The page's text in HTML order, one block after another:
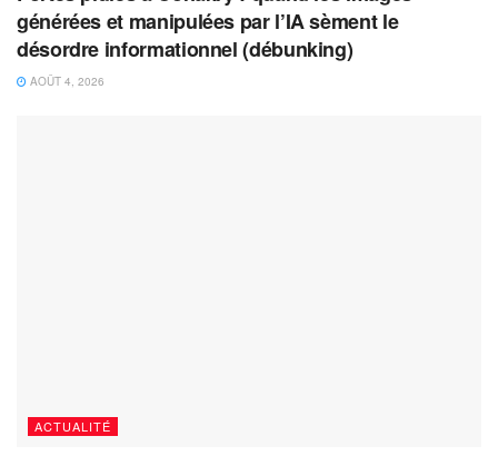
générées et manipulées par l’IA sèment le
désordre informationnel (débunking)
AOÛT 4, 2026
ACTUALITÉ